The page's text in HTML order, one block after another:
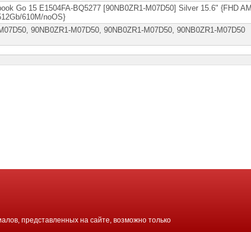
Go 15 E1504FA-BQ5277 [90NB0ZR1-M07D50] Silver 15.6" {FHD
610M/noOS}
90NB0ZR1-M07D50, 90NВ0ZR1-M07D50, 90NВ0ZR1-М07D50
представленных на сайте, возможно только